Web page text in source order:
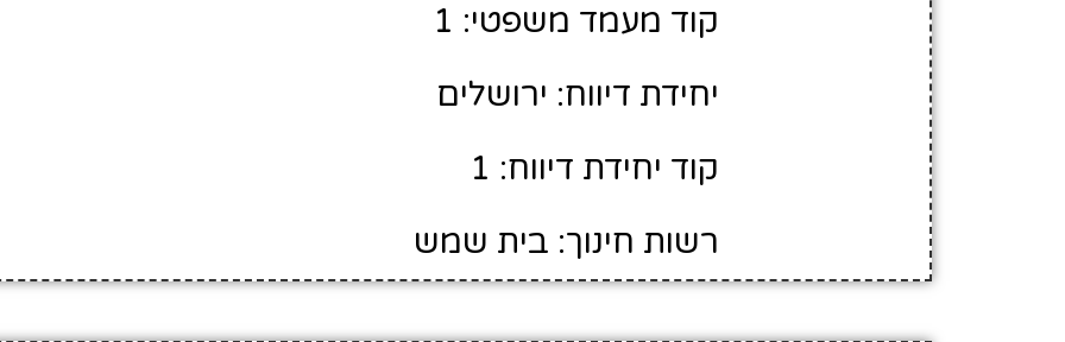
קוד מעמד משפטי: 1
יחידת דיווח: ירושלים
קוד יחידת דיווח: 1
רשות חינוך: בית שמש